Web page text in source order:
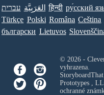
עברית العَرَبِيَّة हिन्दी ру́сский
Türkçe Polski Româna Ceština
български Lietuvos
© 2026 -
vyhrazena.
Prototypes ,
ochranné